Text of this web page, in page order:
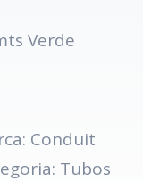
Verde
Conduit
Tubos